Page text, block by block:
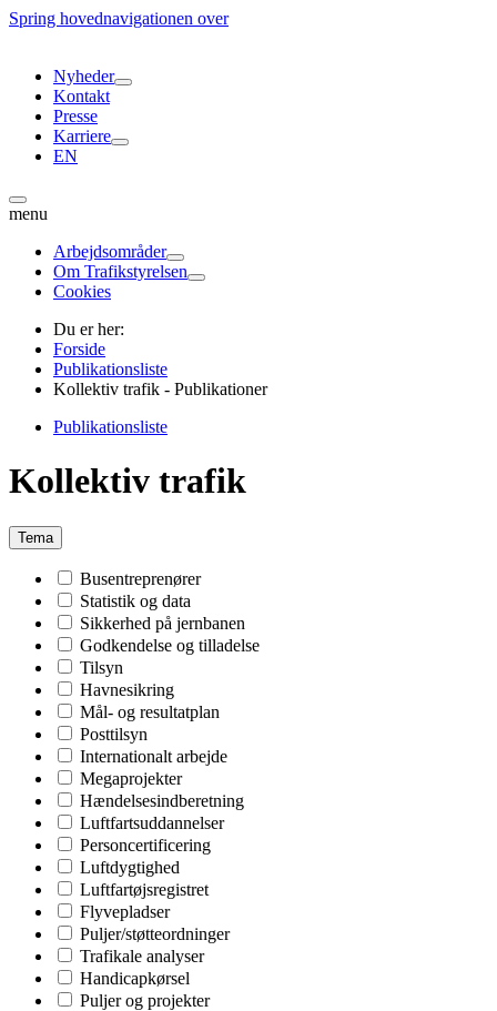
Spring hovednavigationen over
Nyheder
Kontakt
Presse
Karriere
EN
menu
Arbejdsområder
Om Trafikstyrelsen
Cookies
Du er her:
Forside
Publikationsliste
Kollektiv trafik - Publikationer
Publikationsliste
Kollektiv trafik
Tema
Busentreprenører
Statistik og data
Sikkerhed på jernbanen
Godkendelse og tilladelse
Tilsyn
Havnesikring
Mål- og resultatplan
Posttilsyn
Internationalt arbejde
Megaprojekter
Hændelsesindberetning
Luftfartsuddannelser
Personcertificering
Luftdygtighed
Luftfartøjsregistret
Flyvepladser
Puljer/støtteordninger
Trafikale analyser
Handicapkørsel
Puljer og projekter